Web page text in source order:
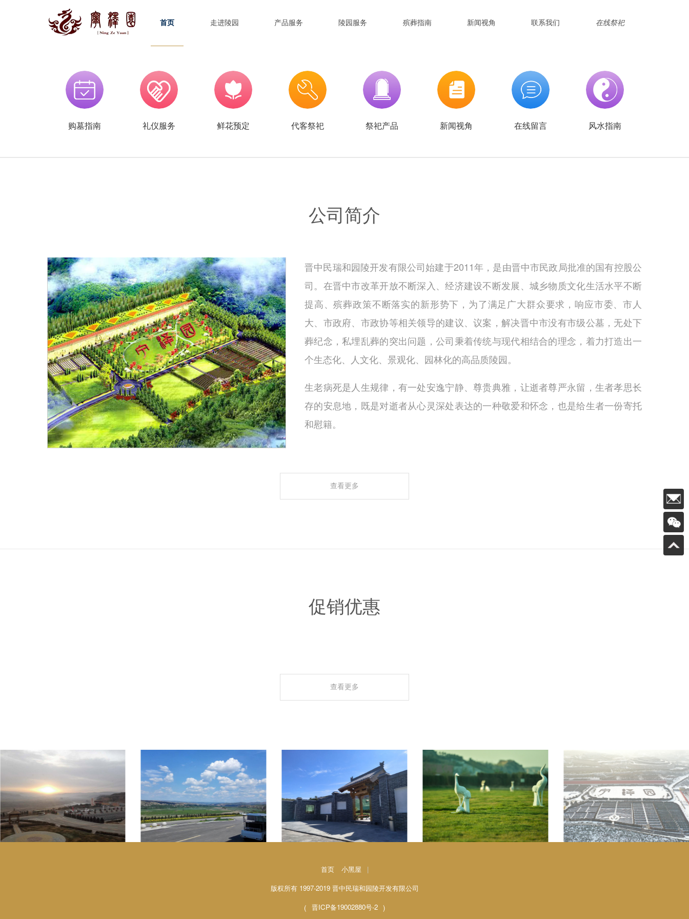
首页 走进陵园 产品服务 陵园服务 殡葬指南 新闻视角 联系我们 在线祭祀
购墓指南 礼仪服务 鲜花预定 代客祭祀 祭祀产品 新闻视角 在线留言 风水指南
公司简介
晋中民瑞和园陵开发有限公司始建于2011年，是由晋中市民政局批准的国有控股公
司。在晋中市改革开放不断深入、经济建设不断发展、城乡物质文化生活水平不断
提高、殡葬政策不断落实的新形势下，为了满足广大群众要求，响应市委、市人
大、市政府、市政协等相关领导的建议、议案，解决晋中市没有市级公墓，无处下
葬纪念，私埋乱葬的突出问题，公司秉着传统与现代相结合的理念，着力打造出一
个生态化、人文化、景观化、园林化的高品质陵园。
生老病死是人生规律，有一处安逸宁静、尊贵典雅，让逝者尊严永留，生者孝思长
存的安息地，既是对逝者从心灵深处表达的一种敬爱和怀念，也是给生者一份寄托
和慰籍。
查看更多
促销优惠
查看更多
首页 小黑屋
|
版权所有 1997-2019 晋中民瑞和园陵开发有限公司
( 晋ICP备19002880号-2 )